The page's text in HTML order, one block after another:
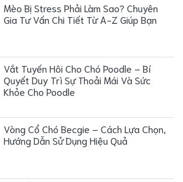
Mèo Bị Stress Phải Làm Sao? Chuyên
Gia Tư Vấn Chi Tiết Từ A-Z Giúp Bạn
Vắt Tuyến Hôi Cho Chó Poodle – Bí
Quyết Duy Trì Sự Thoải Mái Và Sức
Khỏe Cho Poodle
Vòng Cổ Chó Becgie – Cách Lựa Chọn,
Hướng Dẫn Sử Dụng Hiệu Quả